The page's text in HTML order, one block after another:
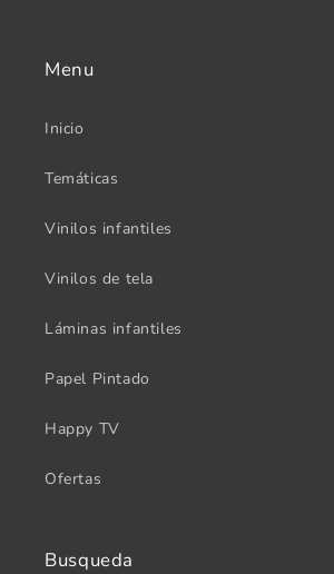
Menu
Inicio
Temáticas
Vinilos infantiles
Vinilos de tela
Láminas infantiles
Papel Pintado
Happy TV
Ofertas
Busqueda